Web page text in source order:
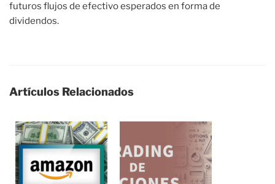
futuros flujos de efectivo esperados en forma de
dividendos.
Artículos Relacionados